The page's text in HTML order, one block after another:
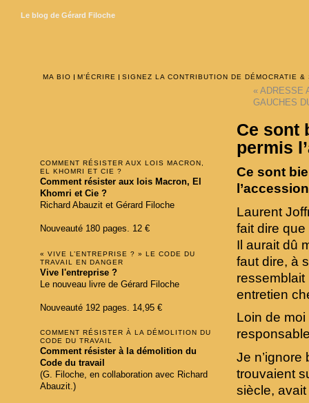
Le blog de Gérard Filoche
MA BIO M’ÉCRIRE SIGNEZ LA CONTRIBUTION DE DÉMOCRATIE &
«ADRESSE
GAUCHES
Ce sont
permis
Ce sont
Laurent
fait dire
Il aurait dû
faut dire, à
ressemblait
entretien
Loin de moi
Je
trouvaient
siècle,
COMMENT RÉSISTER AUX LOIS MACRON,
EL KHOMRI ET CIE ?
Comment résister aux lois Macron, El
Khomri et Cie ?
Richard Abauzit et Gérard Filoche
Nouveauté 180 pages. 12 €
« VIVE L’ENTREPRISE ? » LE CODE DU
TRAVAIL EN DANGER
Vive l'entreprise ?
Le nouveau livre de Gérard Filoche
Nouveauté 192 pages. 14,95 €
COMMENT RÉSISTER À LA DÉMOLITION DU
CODE DU TRAVAIL
Comment résister à la démolition du
Code du travail
(G. Filoche, en collaboration avec Richard
Abauzit.)